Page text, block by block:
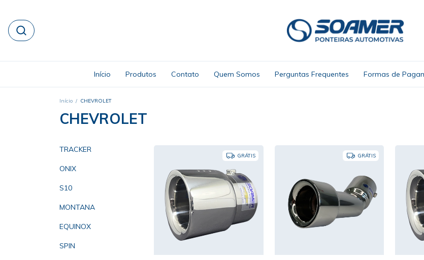
Início Produtos Contato Quem Somos Perguntas Frequentes Formas de
Início / CHEVROLET
CHEVROLET
TRACKER
ONIX
S10
MONTANA
EQUINOX
SPIN
GRÁTIS GRÁTIS